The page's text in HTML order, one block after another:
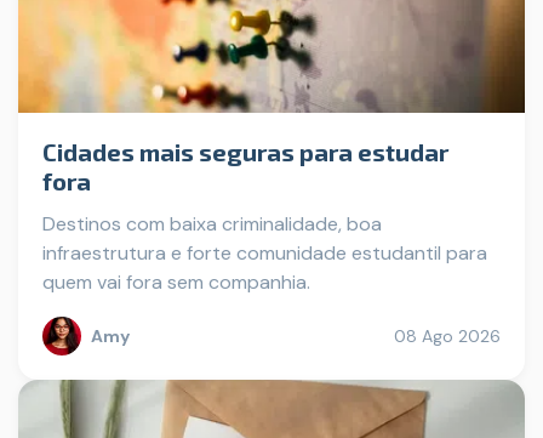
Cidades mais seguras para estudar
fora
Destinos com baixa criminalidade, boa
infraestrutura e forte comunidade estudantil para
quem vai fora sem companhia.
Amy 08 Ago 2026